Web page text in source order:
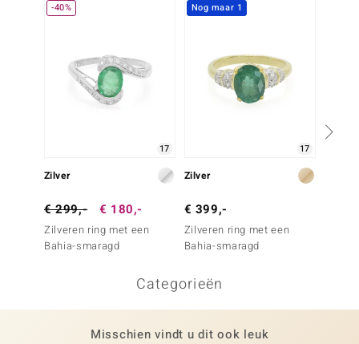
-40%
17
Zilver
€ 299,- € 180,-
Zilveren ring met een
Bahia-smaragd
Nog maar 1
17
Zilver
€ 399,-
Zilveren ring met een
Bahia-smaragd
Categorieën
Misschien vindt u dit ook leuk